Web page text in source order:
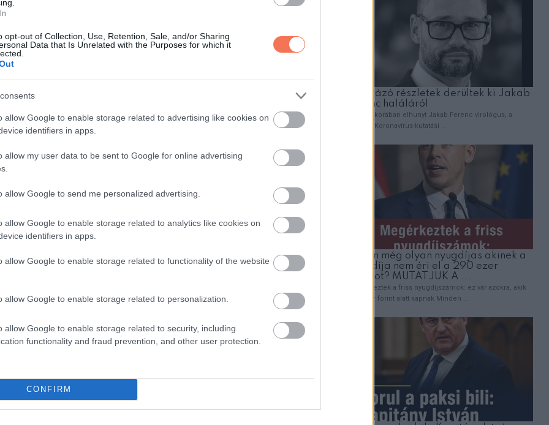
opt-out of Collection, Use, Retention, Sale, and/or Sharing
Data that Is Unrelated with the Purposes for which it
allow Google to enable storage related to advertising like cookies on
identifiers in apps.
allow my user data to be sent to Google for online advertising
allow Google to send me personalized advertising.
allow Google to enable storage related to analytics like cookies on
identifiers in apps.
allow Google to enable storage related to functionality of the website
allow Google to enable storage related to personalization.
allow Google to enable storage related to security, including
functionality and fraud prevention, and other user protection.
CONFIRM
észre sem vesztek. Mindent úgy hagyok, ahogy találtam. Kérlek.”
szobája, a szokásaink, az a kis biztonság, amit ismernek.
a vendégszobában, minden felület letörölve. A hűtőben külön
magam, hogy minden rendben lesz.
Én a tenger hangjára aludtam el, nem a mosogatógép zúgására.
e örökre.
ajtónkat.
is maradt volna. A szemetes túlcsordult, az üres üvegek sorban álltak a
a felületeken. A dohányzóasztalon egy félbehagyott tál étel,